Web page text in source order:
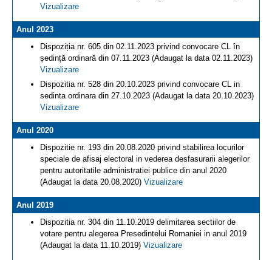
Vizualizare
Anul 2023
Dispoziția nr. 605 din 02.11.2023 privind convocare CL în
ședință ordinară din 07.11.2023 (Adaugat la data 02.11.2023)
Vizualizare
Dispozitia nr. 528 din 20.10.2023 privind convocare CL in
sedinta ordinara din 27.10.2023 (Adaugat la data 20.10.2023)
Vizualizare
Anul 2020
Dispozitie nr. 193 din 20.08.2020 privind stabilirea locurilor
speciale de afisaj electoral in vederea desfasurarii alegerilor
pentru autoritatile administratiei publice din anul 2020
(Adaugat la data 20.08.2020) Vizualizare
Anul 2019
Dispozitia nr. 304 din 11.10.2019 delimitarea sectiilor de
votare pentru alegerea Presedintelui Romaniei in anul 2019
(Adaugat la data 11.10.2019) Vizualizare